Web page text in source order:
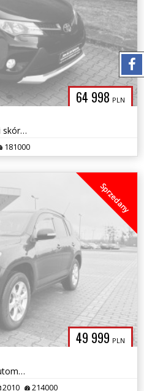
64 998 PLN
2.0d4d 4x4 Sol+ individual navi skóry ledy el.klapa xenon zamiana gwar
181000
49 999 PLN
Sprzedany
2.0vvti+gaz 4x4 salon skory automat klimatyzacja bez wypadkowa 1 rok g
2010 214000